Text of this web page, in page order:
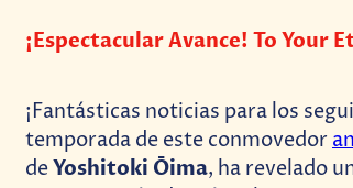
¡Espectacular Avance! To Your
¡Fantásticas noticias para los
temporada de este conmovedor
deYoshitoki Ōima, ha revelado